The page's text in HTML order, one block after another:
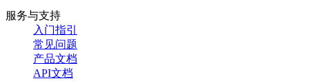
服务与支持
入门指引
常见问题
产品文档
API文档